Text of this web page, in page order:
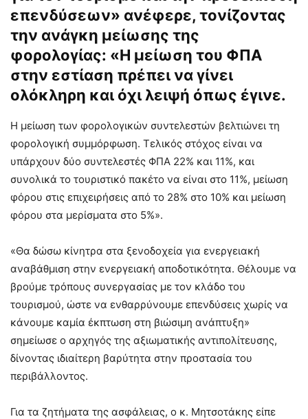
επενδύσεων» ανέφερε, τονίζοντας
την ανάγκη μείωσης της
φορολογίας: «Η μείωση του ΦΠΑ
στην εστίαση πρέπει να γίνει
ολόκληρη και όχι λειψή όπως έγινε.
Η μείωση των φορολογικών συντελεστών βελτιώνει τη
φορολογική συμμόρφωση. Τελικός στόχος είναι να
υπάρχουν δύο συντελεστές ΦΠΑ 22% και 11%, και
συνολικά το τουριστικό πακέτο να είναι στο 11%, μείωση
φόρου στις επιχειρήσεις από το 28% στο 10% και μείωση
φόρου στα μερίσματα στο 5%».
«Θα δώσω κίνητρα στα ξενοδοχεία για ενεργειακή
αναβάθμιση στην ενεργειακή αποδοτικότητα. Θέλουμε να
βρούμε τρόπους συνεργασίας με τον κλάδο του
τουρισμού, ώστε να ενθαρρύνουμε επενδύσεις χωρίς να
κάνουμε καμία έκπτωση στη βιώσιμη ανάπτυξη»
σημείωσε ο αρχηγός της αξιωματικής αντιπολίτευσης,
δίνοντας ιδιαίτερη βαρύτητα στην προστασία του
περιβάλλοντος.
Για τα ζητήματα της ασφάλειας, ο κ. Μητσοτάκης είπε